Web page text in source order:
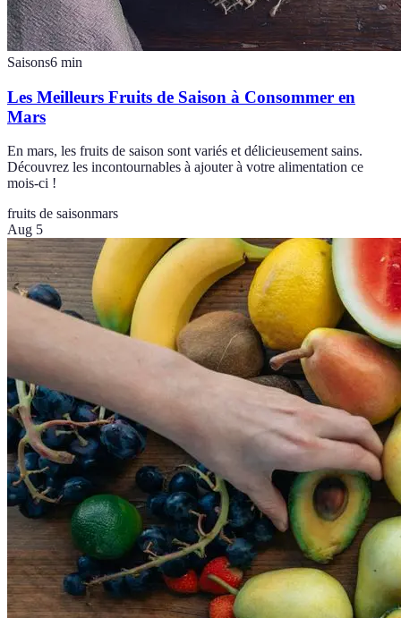
Saisons6 min
Les Meilleurs Fruits de Saison à Consommer en
Mars
En mars, les fruits de saison sont variés et délicieusement sains.
Découvrez les incontournables à ajouter à votre alimentation ce
mois-ci !
fruits de saisonmars
Aug 5